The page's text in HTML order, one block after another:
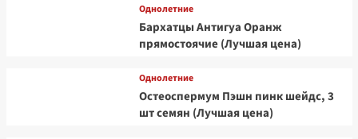
Однолетние
Бархатцы Антигуа Оранж
прямостоячие (Лучшая цена)
Однолетние
Остеоспермум Пэшн пинк шейдс, 3
шт семян (Лучшая цена)